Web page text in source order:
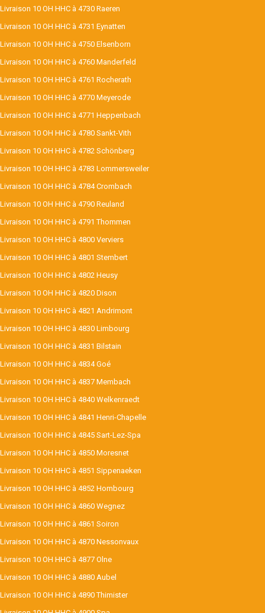
Livraison 10 OH HHC à 4730 Raeren
Livraison 10 OH HHC à 4731 Eynatten
Livraison 10 OH HHC à 4750 Elsenborn
Livraison 10 OH HHC à 4760 Manderfeld
Livraison 10 OH HHC à 4761 Rocherath
Livraison 10 OH HHC à 4770 Meyerode
Livraison 10 OH HHC à 4771 Heppenbach
Livraison 10 OH HHC à 4780 Sankt-Vith
Livraison 10 OH HHC à 4782 Schönberg
Livraison 10 OH HHC à 4783 Lommersweiler
Livraison 10 OH HHC à 4784 Crombach
Livraison 10 OH HHC à 4790 Reuland
Livraison 10 OH HHC à 4791 Thommen
Livraison 10 OH HHC à 4800 Verviers
Livraison 10 OH HHC à 4801 Stembert
Livraison 10 OH HHC à 4802 Heusy
Livraison 10 OH HHC à 4820 Dison
Livraison 10 OH HHC à 4821 Andrimont
Livraison 10 OH HHC à 4830 Limbourg
Livraison 10 OH HHC à 4831 Bilstain
Livraison 10 OH HHC à 4834 Goé
Livraison 10 OH HHC à 4837 Membach
Livraison 10 OH HHC à 4840 Welkenraedt
Livraison 10 OH HHC à 4841 Henri-Chapelle
Livraison 10 OH HHC à 4845 Sart-Lez-Spa
Livraison 10 OH HHC à 4850 Moresnet
Livraison 10 OH HHC à 4851 Sippenaeken
Livraison 10 OH HHC à 4852 Hombourg
Livraison 10 OH HHC à 4860 Wegnez
Livraison 10 OH HHC à 4861 Soiron
Livraison 10 OH HHC à 4870 Nessonvaux
Livraison 10 OH HHC à 4877 Olne
Livraison 10 OH HHC à 4880 Aubel
Livraison 10 OH HHC à 4890 Thimister